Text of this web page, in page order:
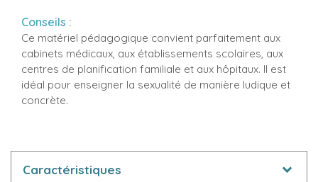
Conseils :
Ce matériel pédagogique convient parfaitement aux
cabinets médicaux, aux établissements scolaires, aux
centres de planification familiale et aux hôpitaux. Il est
idéal pour enseigner la sexualité de manière ludique et
concrète.
Caractéristiques